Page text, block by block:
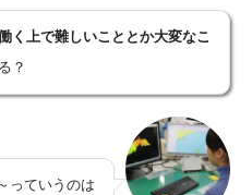
く上で難しいこととか大変なこ
？
っていうのは